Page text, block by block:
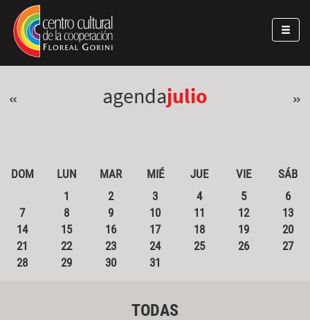
Pasar al contenido principal
Jump to main content
« agendajulio »
DOM LUN MAR MIÉ JUE VIE
SÁB
1
2 3 4 5
6
7
8 9 10 11 12
13
14
15 16 17 18 19
20
21
22 23 24 25 26
27
28
29 30 31
TODAS